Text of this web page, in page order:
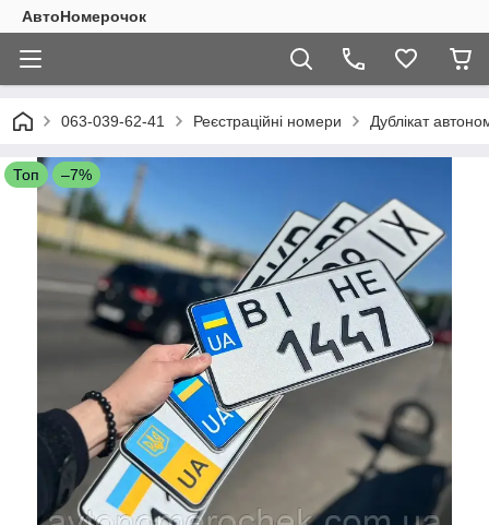
АвтоНомерочок
063-039-62-41 Реєстраційні номери Дублікат
Топ –7%